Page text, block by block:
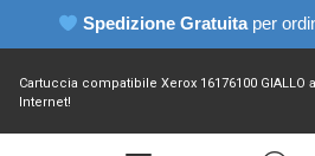
Spedizione Gratuita per
Cartuccia compatibile Xerox 16176100
Internet!